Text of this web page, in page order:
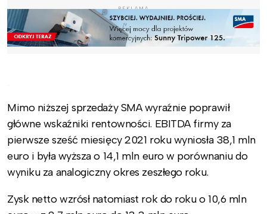
REKLAMA
Mimo niższej sprzedaży SMA wyraźnie poprawił
główne wskaźniki rentowności. EBITDA firmy za
pierwsze sześć miesięcy 2021 roku wyniosła 38,1 mln
euro i była wyższa o 14,1 mln euro w porównaniu do
wyniku za analogiczny okres zeszłego roku.
Zysk netto wzrósł natomiast rok do roku o 10,6 mln